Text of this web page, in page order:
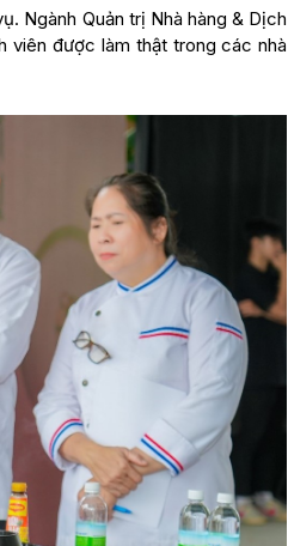
Ngành Quản trị Nhà hàng & Dịch
viên được làm thật trong các nhà